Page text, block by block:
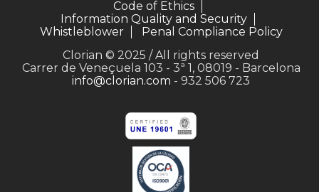
Code of Ethics
Information Quality and Security
Whistleblower
Penal Compliance Policy
Clorian © 2025 / All rights reserved
Carrer de Veneçuela 103 - 3ª 1, 08019 - Barcelona
info@clorian.com - 932 506 723